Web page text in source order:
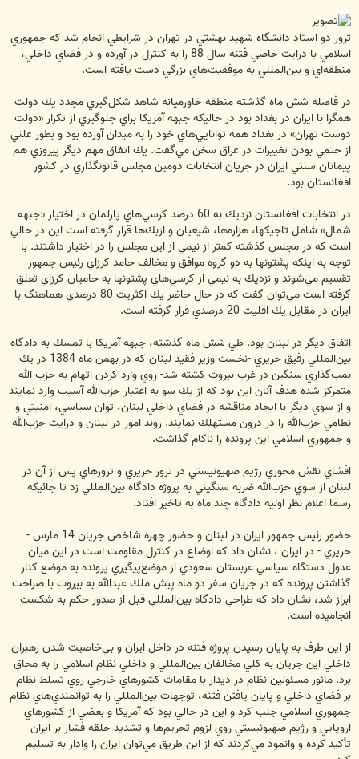
ترور دو استاد دانشگاه شهيد بهشتي در تهران در شرايطي انجام شد كه جمهوري
اسلامي با درايت خاصي فتنه سال 88 را به كنترل در آورده و در فضاي داخلي،
منطقه‌اي و بين‌المللي به موفقيت‌هاي بزرگي دست يافته است.
در فاصله شش ماه گذشته منطقه خاورميانه شاهد شكل‌گيري مجدد يك دولت
همگرا با ايران در بغداد بود در حاليكه جبهه آمريكا براي جلوگيري از تكرار «دولت
دوست تهران» در بغداد همه توانايي‌هاي خود را به ميدان آورده بود و بطور علني
از حتمي بودن تغييرات در عراق سخن مي‌گفت. يك اتفاق مهم ديگر پيروزي هم‌
پيمانان سنتي ايران در جريان انتخابات دومين مجلس قانونگذاري در كشور
افغانستان بود.
در انتخابات افغانستان نزديك به 60 درصد كرسي‌هاي پارلمان در اختيار «جبهه
شمال» شامل تاجيكها، هزاره‌ها، شيعيان و ازبك‌ها قرار گرفته است اين در حالي
است كه در مجلس گذشته كمتر از نيمي از اين مجلس را در اختيار داشتند. با
توجه به اينكه پشتونها به دو گروه موافق و مخالف حامد كرزاي رئيس جمهور
تقسيم مي‌شوند و نزديك به نيمي از كرسي‌هاي پشتونها به حاميان كرزاي تعلق
گرفته است مي‌‌‌توان گفت كه در حال حاضر يك اكثريت 80 درصدي هماهنگ با
ايران در مقابل يك اقليت 20 درصدي قرار گرفته است.
اتفاق ديگر در لبنان بود. طي شش ماه گذشته، جبهه آمريكا با تمسك به دادگاه
بين‌المللي رفيق حريري -نخست وزير فقيد لبنان كه در بهمن ماه 1384 در يك
بمب‌گذاري سنگين در غرب بيروت كشته شد- روي وارد كردن اتهام به حزب الله
متمركز شده هدف آنان اين بود كه از يك سو به اعتبار حزب‌الله آسيب وارد نمايند
و از سوي ديگر با ايجاد مناقشه در فضاي داخلي لبنان، توان سياسي، امنيتي و
نظامي حزب‌الله را در درون مستهلك نمايند. روند امور در لبنان و درايت حزب‌الله
و جمهوري اسلامي اين پرونده را ناكام گذاشت.
افشاي نقش محوري رژيم صهيونيستي در ترور حريري و ترورهاي پس از آن در
لبنان از سوي حزب‌الله ضربه سنگيني به پروژه دادگاه بين‌المللي زد تا جائيكه
رسما اعلام نظر اوليه دادگاه چند ماه به تاخير افتاد.
حضور رئيس جمهور ايران در لبنان و حضور چهره شاخص جريان 14 مارس -
حريري - در ايران ، نشان داد كه اوضاع در كنترل مقاومت است در اين ميان
عدول دستگاه سياسي عربستان سعودي از موضع‌پيگيري پرونده به موضع كنار
گذاشتن پرونده كه در جريان سفر دو ماه پيش ملك عبدالله به بيروت با صراحت
ابراز شد، نشان داد كه طراحي دادگاه بين‌المللي قبل از صدور حكم به شكست
انجاميده است.
از اين طرف به پايان رسيدن پروژه فتنه در داخل ايران و بي‌خاصيت شدن رهبران
داخلي اين جريان به كلي مخالفان بين‌المللي و داخلي نظام اسلامي را به محاق
برد. مانور مسئولين نظام در ديدار با مقامات كشورهاي خارجي روي تسلط نظام
بر فضاي داخلي و پايان يافتن فتنه، توجهات بين‌المللي را به توانمندي‌هاي نظام
جمهوري اسلامي جلب كرد و اين در حالي بود كه آمريكا و بعضي از كشورهاي
اروپايي و رژيم صهيونيستي روي لزوم تحريم‌ها و تشديد حلقه فشار بر ايران
تأكيد كرده و وانمود مي‌كردند كه از اين طريق مي‌توان ايران را وادار به تسليم